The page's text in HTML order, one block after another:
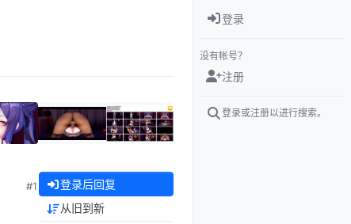
#1 登录后回复
从旧到新
登录
没有帐号？
注册
登录或注册以进行搜索。